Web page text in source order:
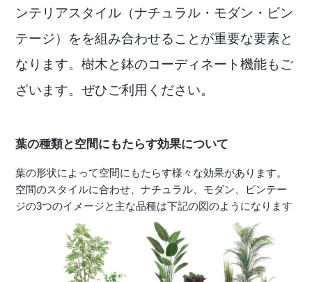
会員登録・取引申請
リンク
JDCA(ディスプレイスクール)
採用情報
プライバシーポリシー
ンテリアスタイル（ナチュラル・モダン・ビン
テージ）をを組み合わせることが重要な要素と
なります。樹木と鉢のコーディネート機能もご
ざいます。ぜひご利用ください。
葉の種類と空間にもたらす効果について
葉の形状によって空間にもたらす様々な効果があります。
空間のスタイルに合わせ、ナチュラル、モダン、ビンテー
ジの3つのイメージと主な品種は下記の図のようになります